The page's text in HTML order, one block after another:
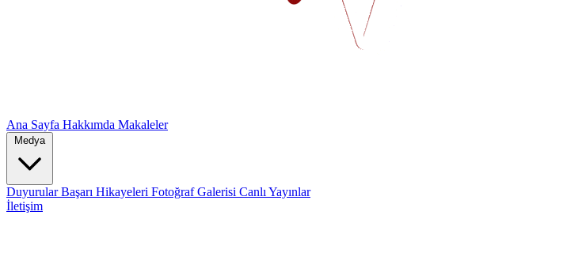
Ana Sayfa Hakkımda Makaleler
Medya
DuyurularBaşarı Hikayeleri Fotoğraf Galerisi Canlı Yayınlar
İletişim